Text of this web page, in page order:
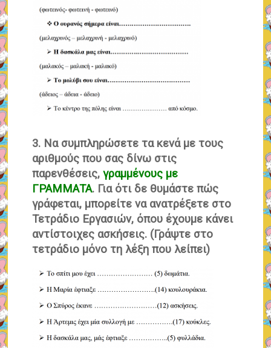
3. Να συμπληρώσετε τα κενά με τους
αριθμούς που σας δίνω στις
παρενθέσεις,γραμμένους με
ΓΡΑΜΜΑΤΑ. Για ότι δε θυμάστε πώς
γράφεται, μπορείτε να ανατρέξετε στο
Τετράδιο Εργασιών, όπου έχουμε κάνει
αντίστοιχες ασκήσεις. (Γράψτε στο
τετράδιο μόνο τη λέξη που λείπει)